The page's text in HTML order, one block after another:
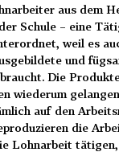
aus dem
Schule – eine
weil es
und
Die
wiederum
auf den
die
Lohnarbeit